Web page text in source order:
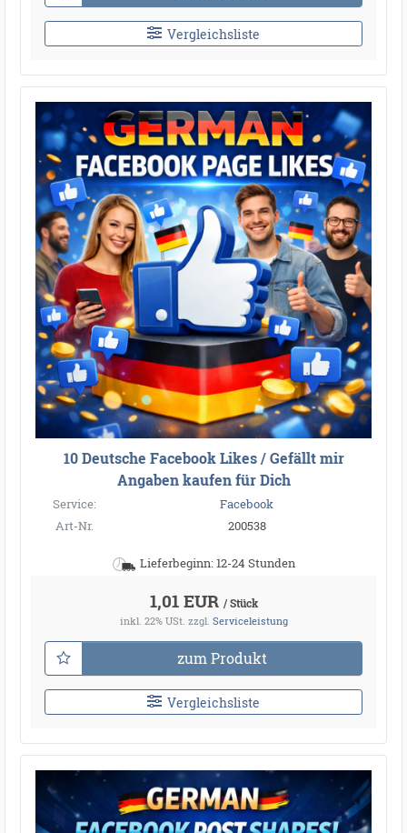
Vergleichsliste
10 Deutsche Facebook Likes / Gefällt mir
Angaben kaufen für Dich
Service:
Facebook
Art-Nr.
200538
Lieferbeginn: 12-24 Stunden
1,01 EUR / Stück
inkl. 22% USt. zzgl. Serviceleistung
zum Produkt
Vergleichsliste